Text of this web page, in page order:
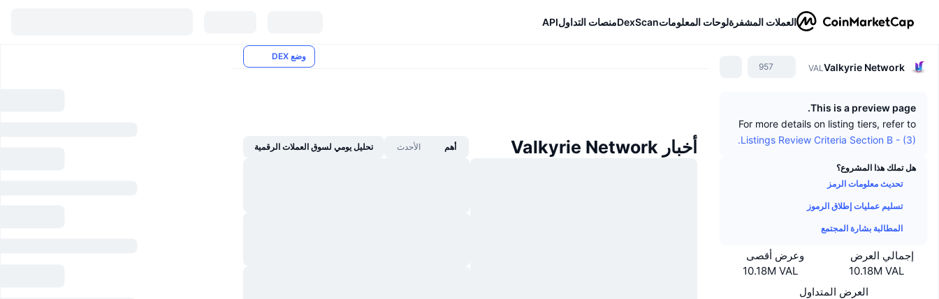
العملات المشفرةلوحات المعلوماتDexScanمنصات التداولAPI
Valkyrie Network
VAL
957
This is a preview page.
For more details on listing tiers, refer to
Listings Review Criteria Section B - (3).
هل تملك هذا المشروع؟
تحديث معلومات الرمز
تسليم عمليات إطلاق الرموز
المطالبة بشارة المجتمع
إجمالي العرض
10.18M VAL
وعرض أقصى
10.18M VAL
العرض المتداول
وضع DEX
أخبار Valkyrie Network أهم الأحدث تحليل يومي لسوق العملات الرقمية